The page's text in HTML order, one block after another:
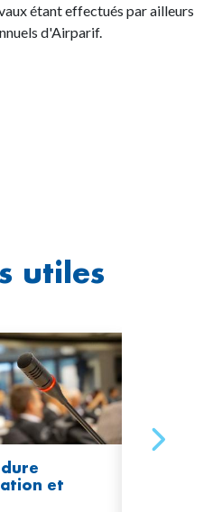
étant effectués par ailleurs
d'Airparif.
utiles
et